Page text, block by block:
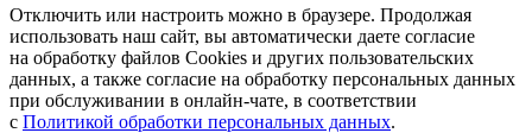
Отключить или настроить можно в браузере. Продолжая
использовать наш сайт, вы автоматически даете согласие
на обработку файлов Cookies и других пользовательских
данных, а также согласие на обработку персональных данных
при обслуживании в онлайн-чате, в соответствии
с Политикой обработки персональных данных.